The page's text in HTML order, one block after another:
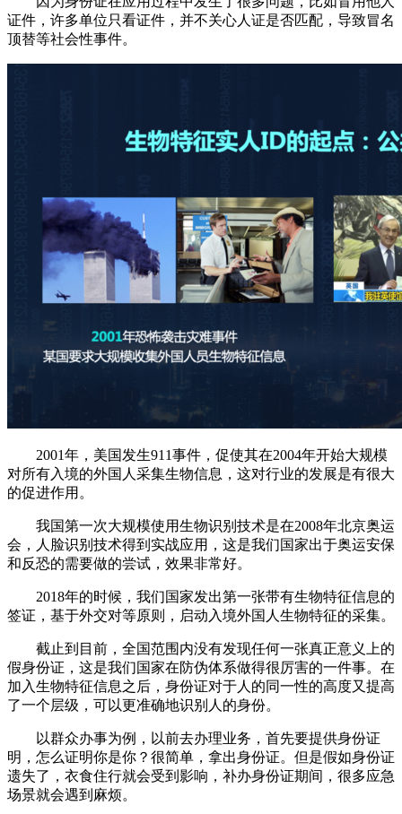
证件，许多单位只看证件，并不关心人证是否匹配，导致冒名
顶替等社会性事件。
2001年，美国发生911事件，促使其在2004年开始大规模
对所有入境的外国人采集生物信息，这对行业的发展是有很大
的促进作用。
我国第一次大规模使用生物识别技术是在2008年北京奥运
会，人脸识别技术得到实战应用，这是我们国家出于奥运安保
和反恐的需要做的尝试，效果非常好。
2018年的时候，我们国家发出第一张带有生物特征信息的
签证，基于外交对等原则，启动入境外国人生物特征的采集。
截止到目前，全国范围内没有发现任何一张真正意义上的
假身份证，这是我们国家在防伪体系做得很厉害的一件事。在
加入生物特征信息之后，身份证对于人的同一性的高度又提高
了一个层级，可以更准确地识别人的身份。
以群众办事为例，以前去办理业务，首先要提供身份证
明，怎么证明你是你？很简单，拿出身份证。但是假如身份证
遗失了，衣食住行就会受到影响，补办身份证期间，很多应急
场景就会遇到麻烦。